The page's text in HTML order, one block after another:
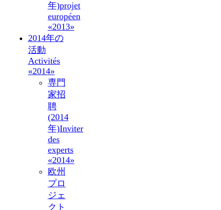
年)projet
européen
«2013»
2014年の
活動
Activités
«2014»
専門
家招
聘
(2014
年)Inviter
des
experts
«2014»
欧州
プロ
ジェ
クト